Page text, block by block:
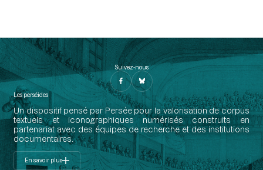
Suivez-nous
Les perséides
Un dispositif pensé par Persée pour la valorisation de corpus
textuels et iconographiques numérisés construits en
partenariat avec des équipes de recherche et des institutions
documentaires.
En savoir plus